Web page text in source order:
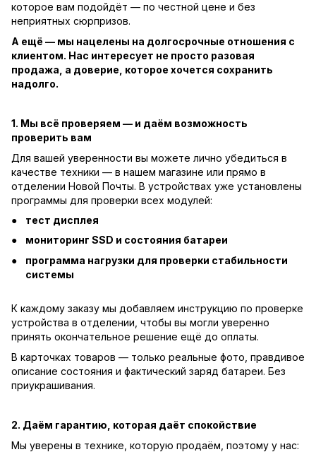
которое вам подойдёт — по честной цене и без
неприятных сюрпризов.
А ещё — мы нацелены на долгосрочные отношения с
клиентом. Нас интересует не просто разовая
продажа, а доверие, которое хочется сохранить
надолго.
1. Мы всё проверяем — и даём возможность
проверить вам
Для вашей уверенности вы можете лично убедиться в
качестве техники — в нашем магазине или прямо в
отделении Новой Почты. В устройствах уже установлены
программы для проверки всех модулей:
тест дисплея
мониторинг SSD и состояния батареи
программа нагрузки для проверки стабильности
системы
К каждому заказу мы добавляем инструкцию по проверке
устройства в отделении, чтобы вы могли уверенно
принять окончательное решение ещё до оплаты.
В карточках товаров — только реальные фото, правдивое
описание состояния и фактический заряд батареи. Без
приукрашивания.
2. Даём гарантию, которая даёт спокойствие
Мы уверены в технике, которую продаём, поэтому у нас: